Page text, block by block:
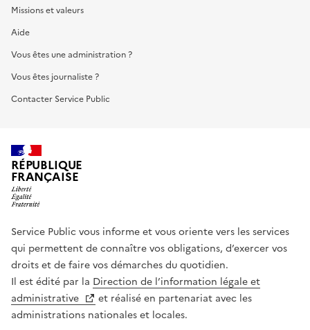
Missions et valeurs
Aide
Vous êtes une administration ?
Vous êtes journaliste ?
Contacter Service Public
RÉPUBLIQUE
FRANÇAISE
Service Public vous informe et vous oriente vers les services
qui permettent de connaître vos obligations, d’exercer vos
droits et de faire vos démarches du quotidien.
Il est édité par la Direction de l’information légale et
administrative
et réalisé en partenariat avec les
administrations nationales et locales.